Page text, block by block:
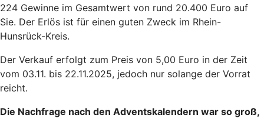
224 Gewinne im Gesamtwert von rund 20.400 Euro auf
Sie. Der Erlös ist für einen guten Zweck im Rhein-
Hunsrück-Kreis.
Der Verkauf erfolgt zum Preis von 5,00 Euro in der Zeit
vom 03.11. bis 22.11.2025, jedoch nur solange der Vorrat
reicht.
Die Nachfrage nach den Adventskalendern war so groß,